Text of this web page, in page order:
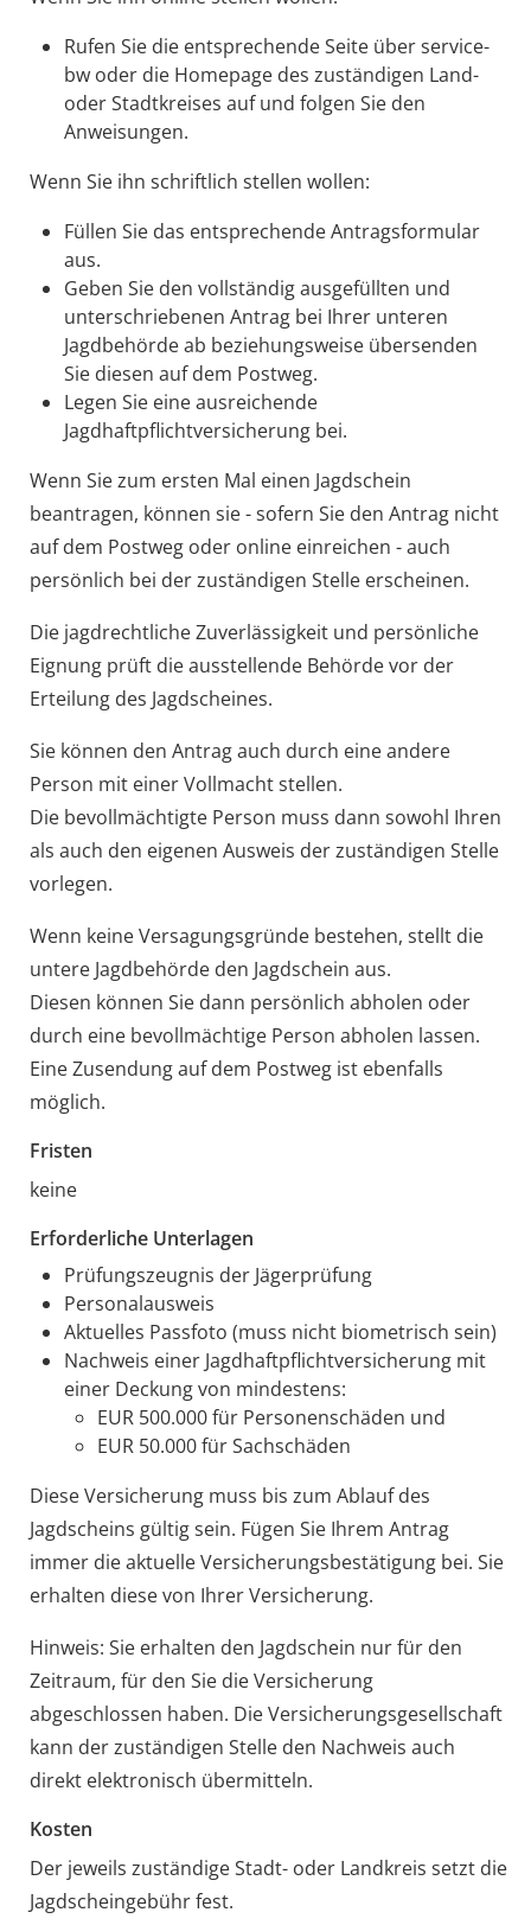
Rufen Sie die entsprechende Seite über service-
bw oder die Homepage des zuständigen Land-
oder Stadtkreises auf und folgen Sie den
Anweisungen.
Wenn Sie ihn schriftlich stellen wollen:
Füllen Sie das entsprechende Antragsformular
aus.
Geben Sie den vollständig ausgefüllten und
unterschriebenen Antrag bei Ihrer unteren
Jagdbehörde ab beziehungsweise übersenden
Sie diesen auf dem Postweg.
Legen Sie eine ausreichende
Jagdhaftpflichtversicherung bei.
Wenn Sie zum ersten Mal einen Jagdschein
beantragen, können sie - sofern Sie den Antrag nicht
auf dem Postweg oder online einreichen - auch
persönlich bei der zuständigen Stelle erscheinen.
Die jagdrechtliche Zuverlässigkeit und persönliche
Eignung prüft die ausstellende Behörde vor der
Erteilung des Jagdscheines.
Sie können den Antrag auch durch eine andere
Person mit einer Vollmacht stellen.
Die bevollmächtigte Person muss dann sowohl Ihren
als auch den eigenen Ausweis der zuständigen Stelle
vorlegen.
Wenn keine Versagungsgründe bestehen, stellt die
untere Jagdbehörde den Jagdschein aus.
Diesen können Sie dann persönlich abholen oder
durch eine bevollmächtige Person abholen lassen.
Eine Zusendung auf dem Postweg ist ebenfalls
möglich.
Fristen
keine
Erforderliche Unterlagen
Prüfungszeugnis der Jägerprüfung
Personalausweis
Aktuelles Passfoto (muss nicht biometrisch sein)
Nachweis einer Jagdhaftpflichtversicherung mit
einer Deckung von mindestens:
EUR 500.000 für Personenschäden und
EUR 50.000 für Sachschäden
Diese Versicherung muss bis zum Ablauf des
Jagdscheins gültig sein. Fügen Sie Ihrem Antrag
immer die aktuelle Versicherungsbestätigung bei. Sie
erhalten diese von Ihrer Versicherung.
Hinweis: Sie erhalten den Jagdschein nur für den
Zeitraum, für den Sie die Versicherung
abgeschlossen haben. Die Versicherungsgesellschaft
kann der zuständigen Stelle den Nachweis auch
direkt elektronisch übermitteln.
Kosten
Der jeweils zuständige Stadt- oder Landkreis setzt die
Jagdscheingebühr fest.